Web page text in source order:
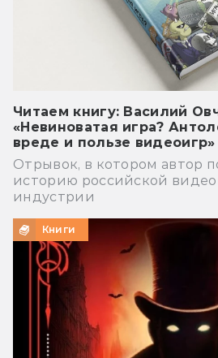
Читаем книгу: Василий
«Невиноватая игра?
вреде и пользе видеоигр»
Отрывок, в котором автор
историю российской
индустрии
Книги